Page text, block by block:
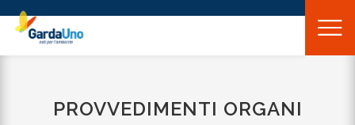
Gardauno
Spa
PROVVEDIMENTI ORGANI